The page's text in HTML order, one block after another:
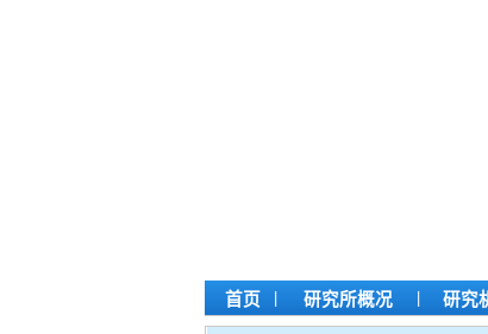
首页 | 研究所概况 | 研究